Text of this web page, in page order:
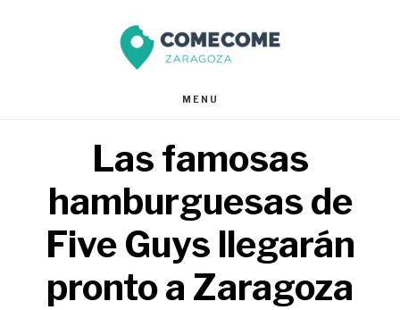
MENU
Las famosas
hamburguesas de
Five Guys llegarán
pronto a Zaragoza